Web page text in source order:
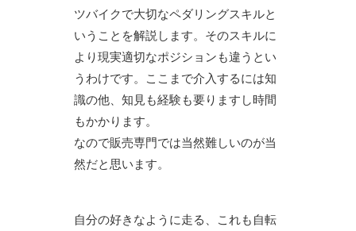
ツバイクで大切なペダリングスキルと
いうことを解説します。そのスキルに
より現実適切なポジションも違うとい
うわけです。ここまで介入するには知
識の他、知見も経験も要りますし時間
もかかります。
なので販売専門では当然難しいのが当
然だと思います。
自分の好きなように走る、これも自転